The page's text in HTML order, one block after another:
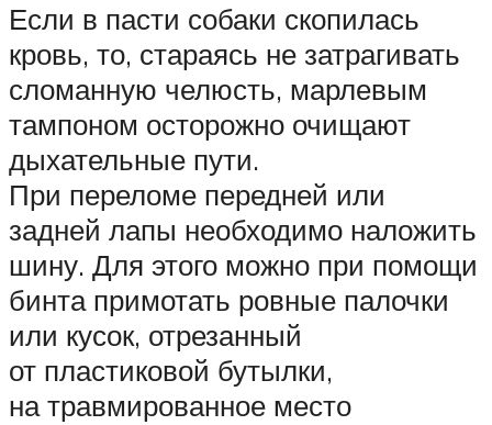
Если в пасти собаки скопилась
кровь, то, стараясь не затрагивать
сломанную челюсть, марлевым
тампоном осторожно очищают
дыхательные пути.
При переломе передней или
задней лапы необходимо наложить
шину. Для этого можно при помощи
бинта примотать ровные палочки
или кусок, отрезанный
от пластиковой бутылки,
на травмированное место